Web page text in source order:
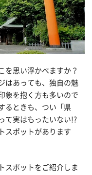
を思い浮かべますか？
はあっても、独自の魅
を抱く方も多いので
るときも、つい「県
て実はもったいない!?
スポットがあります
スポットをご紹介しま